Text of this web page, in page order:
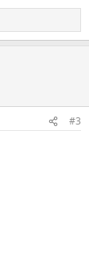
#3